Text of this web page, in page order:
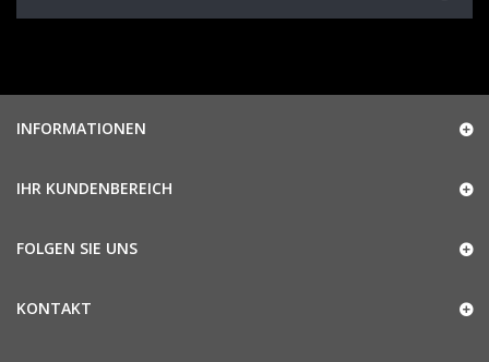
INFORMATIONEN
IHR KUNDENBEREICH
FOLGEN SIE UNS
KONTAKT